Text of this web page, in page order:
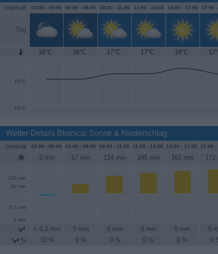
Interval 02:00 - 05:00 05:00 - 08:00 08:00 - 11:00 11:00 - 14:00 14:00 - 17:00 17:00
Tag
16°C 16°C 17°C 17°C 18°C
10°C
15°C
20°C
Wetter-Details Błotnica: Sonne & Niederschlag
Interval 02:00 - 05:00 05:00 - 08:00 08:00 - 11:00 11:00 - 14:00 14:00 - 17:00 17:00 -
0 min 67 min 124 min 145 min 161 min 172
60 min
120 min
0.5 mm
1 mm
< 0,1 mm 0 mm 0 mm 0 mm 0 mm
0
%
10 % 0 % 0 % 0 % 0 % 0